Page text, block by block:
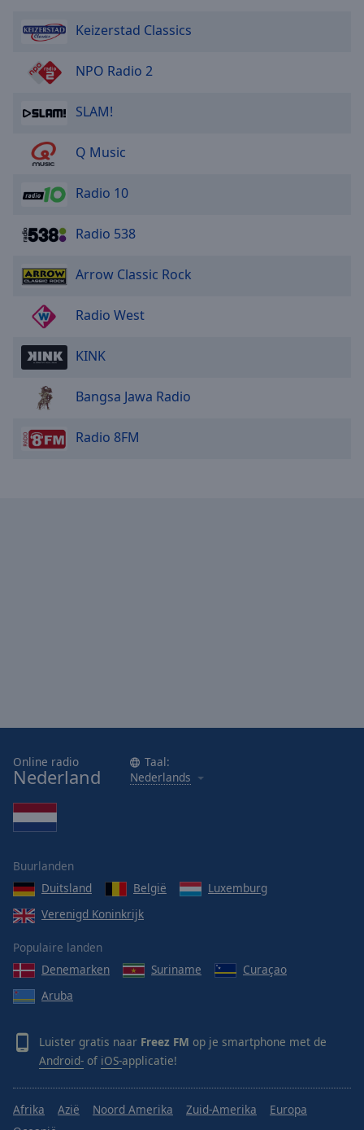
Keizerstad Classics
NPO Radio 2
SLAM!
Q Music
Radio 10
Radio 538
Arrow Classic Rock
Radio West
KINK
Bangsa Jawa Radio
Radio 8FM
Online radio
Nederland
Taal:
Nederlands
Buurlanden
Duitsland
België
Luxemburg
Verenigd Koninkrijk
Populaire landen
Denemarken
Suriname
Curaçao
Aruba
Luister gratis naar Freez FM op je smartphone met de
Android- of iOS-applicatie!
Afrika Azië Noord Amerika Zuid-Amerika
Europa